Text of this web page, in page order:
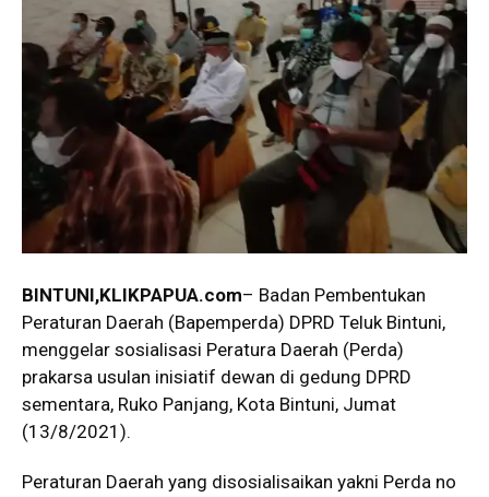
BINTUNI,KLIKPAPUA.com– Badan Pembentukan
Peraturan Daerah (Bapemperda) DPRD Teluk Bintuni,
menggelar sosialisasi Peratura Daerah (Perda)
prakarsa usulan inisiatif dewan di gedung DPRD
sementara, Ruko Panjang, Kota Bintuni, Jumat
(13/8/2021).
Peraturan Daerah yang disosialisaikan yakni Perda no